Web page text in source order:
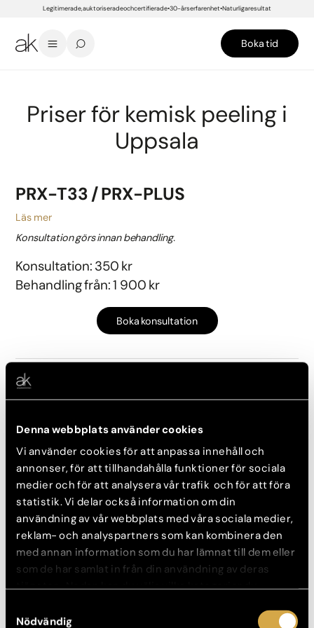
Denna webbplats använder cookies
Vi använder cookies för att anpassa innehåll och
annonser, för att tillhandahålla funktioner för sociala
medier och för att analysera vår trafik och för att föra
statistik. Vi delar också information om din
användning av vår webbplats med våra sociala medier,
reklam- och analyspartners som kan kombinera den
med annan information som du har lämnat till dem eller
som de har samlat in från din användning av deras
tjänster. Nedan kan du välja vilka kategorier du
mer information om hur varje kategori används.
Nödvändig
Legitimerade, auktoriserade och certifierade 30-års erfarenhet Naturliga resultat
Boka tid
Priser för kemisk peeling i
Uppsala
PRX-T33 / PRX-PLUS
Läs mer
Konsultation görs innan behandling.
Konsultation: 350 kr
Behandling från: 1 900 kr
Boka konsultation
Kemisk peeling
Konsultation görs innan behandling.
Konsultation: 350 kr
Behandling från: 1 200 kr
Boka konsultation
Kemisk peeling – kur 3 gånger
Läs mer